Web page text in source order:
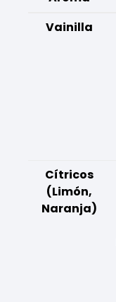
Vainilla
Cítricos
(Limón,
Naranja)